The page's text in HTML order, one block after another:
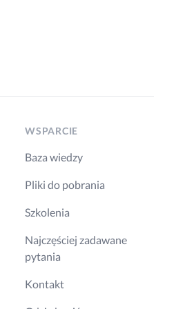
WSPARCIE
Baza wiedzy
Pliki do pobrania
Szkolenia
Najczęściej zadawane
pytania
Kontakt